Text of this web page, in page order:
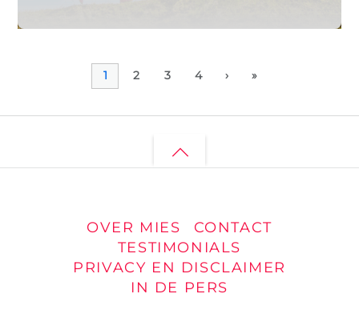
1 2 3 4 › »
Back
OVER MIES
CONTACT
TESTIMONIALS
PRIVACY EN DISCLAIMER
IN DE PERS